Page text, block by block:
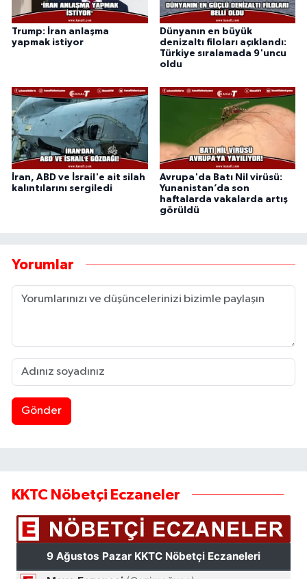
Trump: İran anlaşma
yapmak istiyor
Dünyanın en büyük
denizaltı filoları açıklandı:
Türkiye sıralamada 9'uncu
oldu
İran, ABD ve İsrail'e ait silah
kalıntılarını sergiledi
Avrupa'da Batı Nil virüsü:
Yunanistan’da son
haftalarda vakalarda artış
görüldü
Yorumlar
Gönder
KKTC Nöbetçi Eczaneler